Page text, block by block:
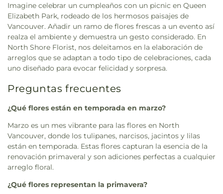
Imagine celebrar un cumpleaños con un picnic en Queen
Elizabeth Park, rodeado de los hermosos paisajes de
Vancouver. Añadir un ramo de flores frescas a un evento así
realza el ambiente y demuestra un gesto considerado. En
North Shore Florist, nos deleitamos en la elaboración de
arreglos que se adaptan a todo tipo de celebraciones, cada
uno diseñado para evocar felicidad y sorpresa.
Preguntas frecuentes
¿Qué flores están en temporada en marzo?
Marzo es un mes vibrante para las flores en North
Vancouver, donde los tulipanes, narcisos, jacintos y lilas
están en temporada. Estas flores capturan la esencia de la
renovación primaveral y son adiciones perfectas a cualquier
arreglo floral.
¿Qué flores representan la primavera?